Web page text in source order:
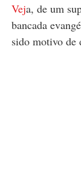
Veja, de um
bancada
sido motivo de